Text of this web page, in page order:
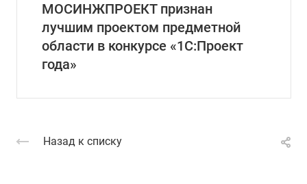
МОСИНЖПРОЕКТ признан
лучшим проектом предметной
области в конкурсе «1С:Проект
года»
Назад к списку